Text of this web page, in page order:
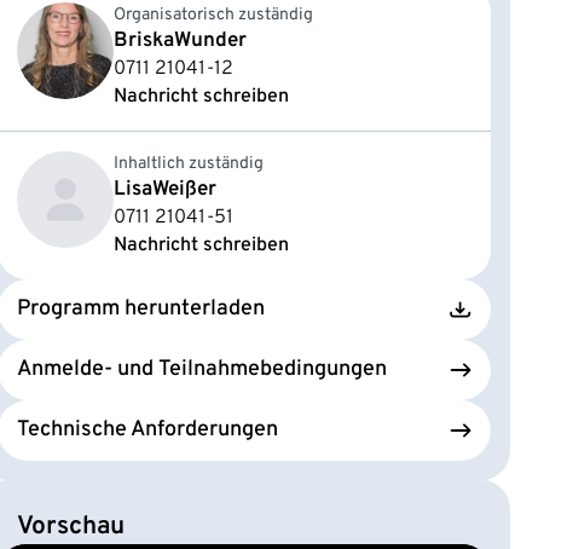
Organisatorisch zuständig
BriskaWunder
0711 21041-12
Nachricht schreiben
Inhaltlich zuständig
LisaWeißer
0711 21041-51
Nachricht schreiben
Programm herunterladen
Anmelde- und Teilnahmebedingungen
Technische Anforderungen
Vorschau